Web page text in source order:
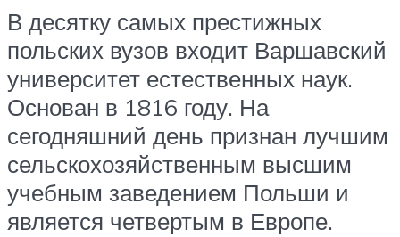
В десятку самых престижных
польских вузов входит Варшавский
университет естественных наук.
Основан в 1816 году. На
сегодняшний день признан лучшим
сельскохозяйственным высшим
учебным заведением Польши и
является четвертым в Европе.